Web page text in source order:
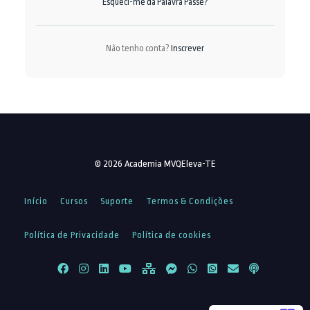
Esqueci-me da Palavra Passe?
Não tenho conta? Inscrever
© 2026 Academia MVQEleva-TE
Início Cursos Suporte Termos & Condições
Política de Privacidade Política de cookies